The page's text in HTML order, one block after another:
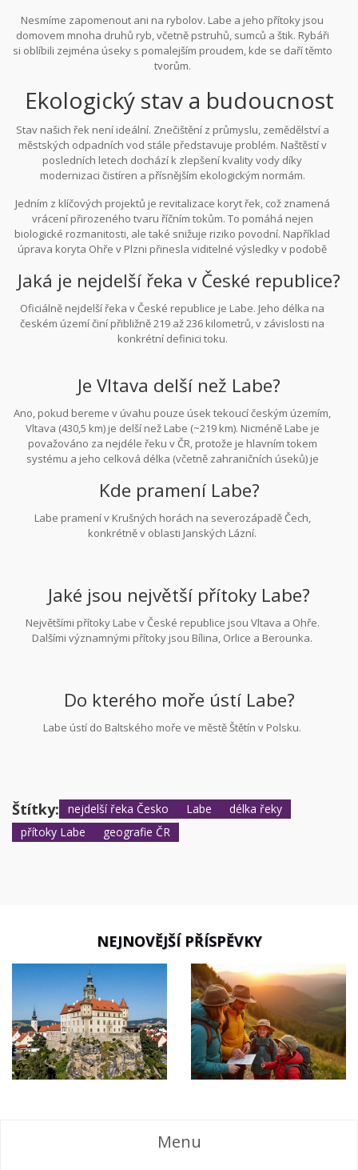
Nesmíme zapomenout ani na rybolov. Labe a jeho přítoky jsou
domovem mnoha druhů ryb, včetně pstruhů, sumců a štik. Rybáři
si oblíbili zejména úseky s pomalejším proudem, kde se daří těmto
tvorům.
Ekologický stav a budoucnost
Stav našich řek není ideální. Znečištění z průmyslu, zemědělství a
městských odpadních vod stále představuje problém. Naštěstí v
posledních letech dochází k zlepšení kvality vody díky
modernizaci čistíren a přísnějším ekologickým normám.
Jedním z klíčových projektů je revitalizace koryt řek, což znamená
vrácení přirozeného tvaru říčním tokům. To pomáhá nejen
biologické rozmanitosti, ale také snižuje riziko povodní. Například
úprava koryta Ohře v Plzni přinesla viditelné výsledky v podobě
Jaká je nejdelší řeka v České republice?
Oficiálně nejdelší řeka v České republice je Labe. Jeho délka na
českém území činí přibližně 219 až 236 kilometrů, v závislosti na
konkrétní definici toku.
Je Vltava delší než Labe?
Ano, pokud bereme v úvahu pouze úsek tekoucí českým územím,
Vltava (430,5 km) je delší než Labe (~219 km). Nicméně Labe je
považováno za nejdéle řeku v ČR, protože je hlavním tokem
systému a jeho celková délka (včetně zahraničních úseků) je
Kde pramení Labe?
Labe pramení v Krušných horách na severozápadě Čech,
konkrétně v oblasti Janských Lázní.
Jaké jsou největší přítoky Labe?
Největšími přítoky Labe v České republice jsou Vltava a Ohře.
Dalšími významnými přítoky jsou Bílina, Orlice a Berounka.
Do kterého moře ústí Labe?
Labe ústí do Baltského moře ve městě Štětín v Polsku.
Štítky: nejdelší řeka Česko Labe
délka řeky
přítoky Labe
geografie ČR
NEJNOVĚJŠÍ PŘÍSPĚVKY
Menu